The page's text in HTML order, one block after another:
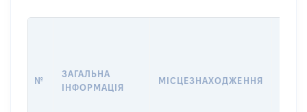
№
ЗАГАЛЬНА
ІНФОРМАЦІЯ
МІСЦЕЗНАХОДЖЕННЯ